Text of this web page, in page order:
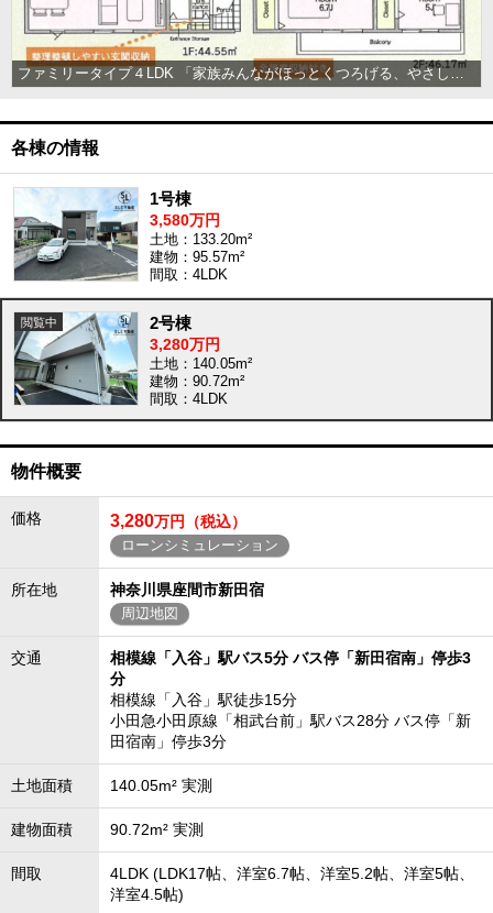
ファミリータイプ４LDK 「家族みんながほっとくつろげる、やさしい光に包まれたリビングのある家。毎日の“ただいま”がもっと楽しみになる住まいです。」
各棟の情報
1号棟
3,580万円
土地：133.20m²
建物：95.57m²
間取：4LDK
2号棟
3,280万円
土地：140.05m²
建物：90.72m²
間取：4LDK
物件概要
価格 3,280万円（税込）
ローンシミュレーション
所在地 神奈川県座間市新田宿
周辺地図
交通
相模線「入谷」駅バス5分 バス停「新田宿南」停歩3
分
相模線「入谷」駅徒歩15分
小田急小田原線「相武台前」駅バス28分 バス停「新
田宿南」停歩3分
土地面積 140.05m² 実測
建物面積 90.72m² 実測
間取
4LDK (LDK17帖、洋室6.7帖、洋室5.2帖、洋室5帖、
洋室4.5帖)